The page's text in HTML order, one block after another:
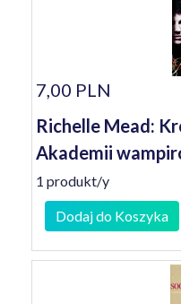
7,00 PLN
Richelle Mead:
Akademii
1 produkt/y
Dodaj do Koszyka